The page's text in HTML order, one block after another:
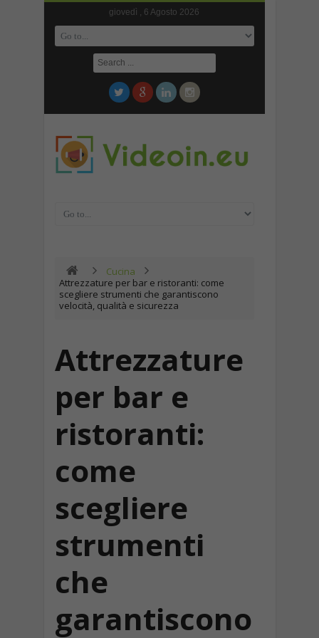
giovedì , 6 Agosto 2026
Cucina
Attrezzature per bar e ristoranti: come
scegliere strumenti che garantiscono
velocità, qualità e sicurezza
Attrezzature
per bar e
ristoranti:
come
scegliere
strumenti
che
garantiscono